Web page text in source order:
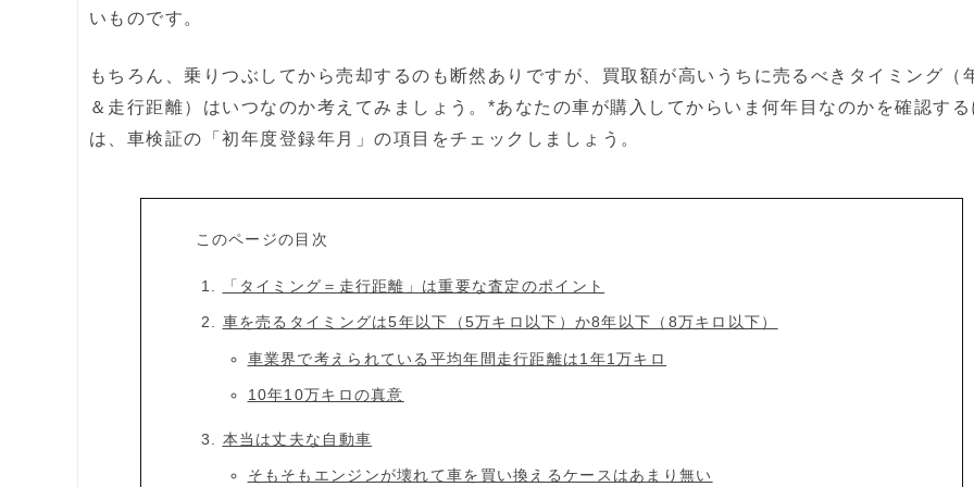
いものです。
もちろん、乗りつぶしてから売却するのも断然ありですが、買取額が高いうちに売るべきタイミング（
＆走行距離）はいつなのか考えてみましょう。*あなたの車が購入してからいま何年目なのかを確認す
は、車検証の「初年度登録年月」の項目をチェックしましょう。
このページの目次
「タイミング＝走行距離」は重要な査定のポイント
車を売るタイミングは5年以下（5万キロ以下）か8年以下（8万キロ以下）
車業界で考えられている平均年間走行距離は1年1万キロ
10年10万キロの真意
本当は丈夫な自動車
そもそもエンジンが壊れて車を買い換えるケースはあまり無い